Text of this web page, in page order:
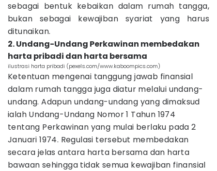
sebagai bentuk kebaikan dalam rumah tangga,
bukan sebagai kewajiban syariat yang harus
ditunaikan.
2. Undang-Undang Perkawinan membedakan
harta pribadi dan harta bersama
ilustrasi harta pribadi (pexels.com/www.kaboompics.com)
Ketentuan mengenai tanggung jawab finansial
dalam rumah tangga juga diatur melalui undang-
undang. Adapun undang-undang yang dimaksud
ialah Undang-Undang Nomor 1 Tahun 1974
tentang Perkawinan yang mulai berlaku pada 2
Januari 1974. Regulasi tersebut membedakan
secara jelas antara harta bersama dan harta
bawaan sehingga tidak semua kewajiban finansial